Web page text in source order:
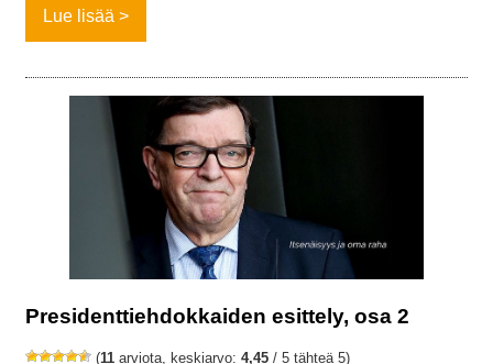
Lue lisää
Presidenttiehdokkaiden esittely, osa 2
(11 arviota, keskiarvo: 4,45 / 5 tähteä 5)